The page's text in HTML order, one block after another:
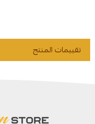
تقييمات المنتج